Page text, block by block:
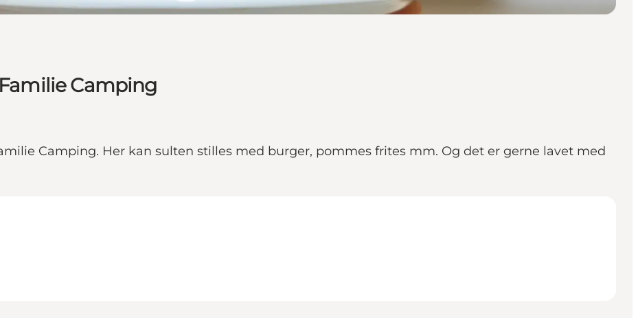
Camping
Camping. Her kan sulten stilles med burger, pommes frites mm. Og det er gerne lavet med